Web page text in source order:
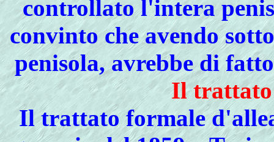
controllato l'intera
convinto che avendo
penisola, avrebbe di
Il trattato
Il trattato formale